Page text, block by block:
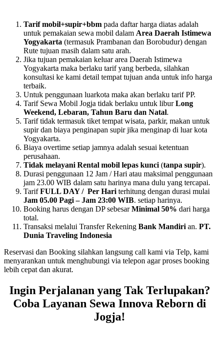
Tarif mobil+supir+bbm pada daftar harga diatas adalah
untuk pemakaian sewa mobil dalam Area Daerah Istimewa
Yogyakarta (termasuk Prambanan dan Borobudur) dengan
Rute tujuan masih dalam satu arah.
Jika tujuan pemakaian keluar area Daerah Istimewa
Yogyakarta maka berlaku tarif yang berbeda, silahkan
konsultasi ke kami detail tempat tujuan anda untuk info harga
terbaik.
Untuk penggunaan luarkota maka akan berlaku tarif PP.
Tarif Sewa Mobil Jogja tidak berlaku untuk liburLong
Weekend, Lebaran, Tahun Baru dan Natal.
Tarif tidak termasuk tiket tempat wisata, parkir, makan untuk
supir dan biaya penginapan supir jika menginap di luar kota
Yogyakarta.
Biaya overtime setiap jamnya adalah sesuai ketentuan
perusahaan.
Tidak melayani Rental mobil lepas kunci (tanpa supir).
Durasi penggunaan 12 Jam / Hari atau maksimal penggunaan
jam 23.00 WIB dalam satu harinya mana dulu yang tercapai.
TarifFULL DAY / Per Hari terhitung dengan durasi mulai
Jam 05.00 Pagi – Jam 23:00 WIB. setiap harinya.
Booking harus dengan DP sebesarMinimal 50% dari harga
total.
Transaksi melalui Transfer Rekening Bank Mandiri an. PT.
Dunia Traveling Indonesia
Reservasi dan Booking silahkan langsung call kami via Telp, kami
menyarankan untuk menghubungi via telepon agar proses booking
lebih cepat dan akurat.
Ingin Perjalanan yang Tak Terlupakan?
Coba Layanan Sewa Innova Reborn di
Jogja!